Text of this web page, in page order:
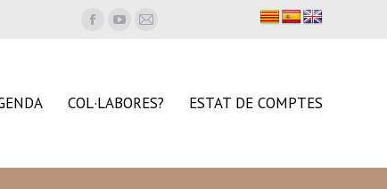
Facebook
in
YouTube
in
Mail
in
COL·LABORES? ESTAT DE COMPTES